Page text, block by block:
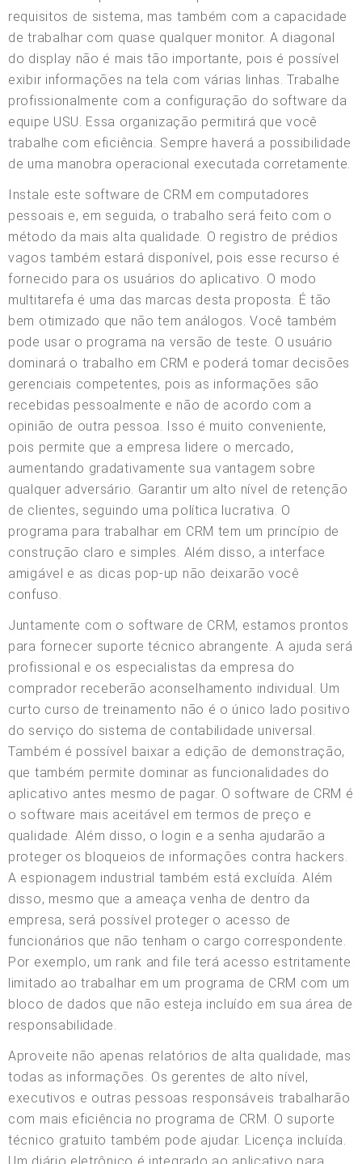
requisitos de sistema, mas também com a capacidade
de trabalhar com quase qualquer monitor. A diagonal
do display não é mais tão importante, pois é possível
exibir informações na tela com várias linhas. Trabalhe
profissionalmente com a configuração do software da
equipe USU. Essa organização permitirá que você
trabalhe com eficiência. Sempre haverá a possibilidade
de uma manobra operacional executada corretamente.
Instale este software de CRM em computadores
pessoais e, em seguida, o trabalho será feito com o
método da mais alta qualidade. O registro de prédios
vagos também estará disponível, pois esse recurso é
fornecido para os usuários do aplicativo. O modo
multitarefa é uma das marcas desta proposta. É tão
bem otimizado que não tem análogos. Você também
pode usar o programa na versão de teste. O usuário
dominará o trabalho em CRM e poderá tomar decisões
gerenciais competentes, pois as informações são
recebidas pessoalmente e não de acordo com a
opinião de outra pessoa. Isso é muito conveniente,
pois permite que a empresa lidere o mercado,
aumentando gradativamente sua vantagem sobre
qualquer adversário. Garantir um alto nível de retenção
de clientes, seguindo uma política lucrativa. O
programa para trabalhar em CRM tem um princípio de
construção claro e simples. Além disso, a interface
amigável e as dicas pop-up não deixarão você
confuso.
Juntamente com o software de CRM, estamos prontos
para fornecer suporte técnico abrangente. A ajuda será
profissional e os especialistas da empresa do
comprador receberão aconselhamento individual. Um
curto curso de treinamento não é o único lado positivo
do serviço do sistema de contabilidade universal.
Também é possível baixar a edição de demonstração,
que também permite dominar as funcionalidades do
aplicativo antes mesmo de pagar. O software de CRM é
o software mais aceitável em termos de preço e
qualidade. Além disso, o login e a senha ajudarão a
proteger os bloqueios de informações contra hackers.
A espionagem industrial também está excluída. Além
disso, mesmo que a ameaça venha de dentro da
empresa, será possível proteger o acesso de
funcionários que não tenham o cargo correspondente.
Por exemplo, um rank and file terá acesso estritamente
limitado ao trabalhar em um programa de CRM com um
bloco de dados que não esteja incluído em sua área de
responsabilidade.
Aproveite não apenas relatórios de alta qualidade, mas
todas as informações. Os gerentes de alto nível,
executivos e outras pessoas responsáveis trabalharão
com mais eficiência no programa de CRM. O suporte
técnico gratuito também pode ajudar. Licença incluída.